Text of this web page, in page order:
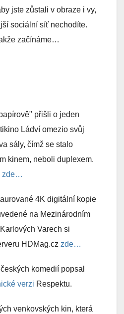
jste zůstali v obraze i vy,
sociální síť nechodíte.
začínáme…
přišli o jeden
Ládví omezio svůj
sály, čímž se stalo
kinem, neboli duplexem.
zde…
4K digitální kopie
na Mezinárodním
Varech si
HDMag.cz zde…
komedií popsal
verzi Respektu.
venkovských kin, která